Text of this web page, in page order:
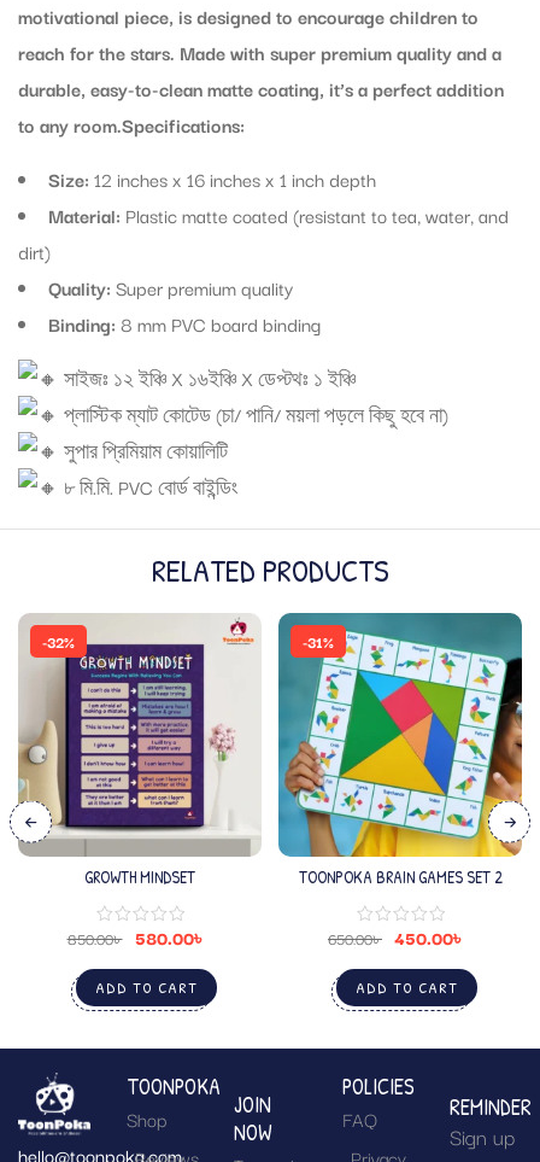
motivational piece, is designed to encourage children to
reach for the stars. Made with super premium quality and a
durable, easy-to-clean matte coating, it’s a perfect addition
to any room.Specifications:
Size: 12 inches x 16 inches x 1 inch depth
Material: Plastic matte coated (resistant to tea, water, and
dirt)
Quality: Super premium quality
Binding: 8 mm PVC board binding
সাইজঃ ১২ ইঞ্চি X ১৬ইঞ্চি X ডেপ্টথঃ ১ ইঞ্চি
প্লাস্টিক ম্যাট কোটেড (চা/ পানি/ ময়লা পড়লে কিছু হবে না)
সুপার প্রিমিয়াম কোয়ালিটি
৮ মি.মি. PVC বোর্ড বাইন্ডিং
RELATED PRODUCTS
-32%
GROWTH MINDSET
850.00৳ 580.00৳
ADD TO CART
-31%
TOONPOKA BRAIN GAMES SET 2
650.00৳ 450.00৳
ADD TO CART
hello@toonpoka.com
TOONPOKA
Shop
JOIN
NOW
POLICIES
FAQ
REMINDER
Sign up